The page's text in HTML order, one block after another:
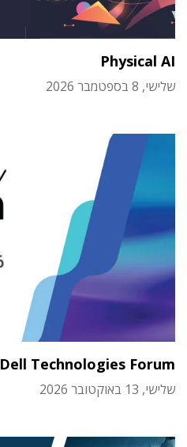
Physical AI
שלישי, 8 בספטמבר 2026
Dell Technologies Forum
שלישי, 13 באוקטובר 2026